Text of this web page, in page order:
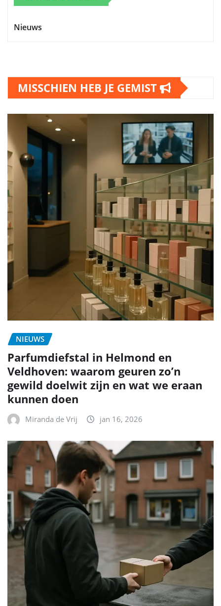
Nieuws
MISSCHIEN HEB JE GEMIST
NIEUWS
Parfumdiefstal in Helmond en
Veldhoven: waarom geuren zo’n
gewild doelwit zijn en wat we eraan
kunnen doen
Miranda de Vrij jan 16, 2026